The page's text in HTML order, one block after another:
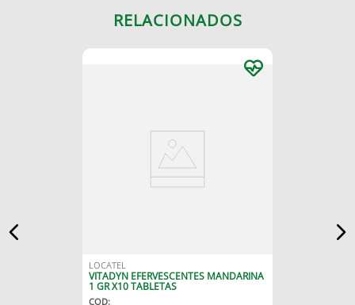
RELACIONADOS
LOCATEL
VITADYN EFERVESCENTES MANDARINA
1 GR X10 TABLETAS
COD: